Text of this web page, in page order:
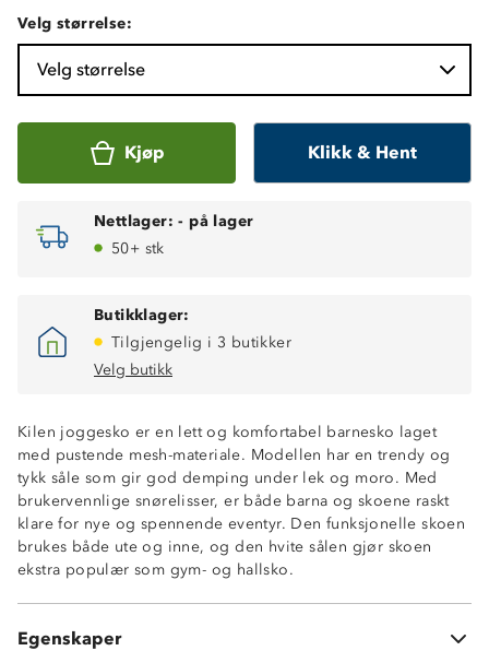
Velg størrelse:
Velg størrelse
Kjøp Klikk & Hent
Nettlager: - på lager
50+ stk
Butikklager:
Tilgjengelig i 3 butikker
Velg butikk
Kilen joggesko er en lett og komfortabel barnesko laget
med pustende mesh-materiale. Modellen har en trendy og
tykk såle som gir god demping under lek og moro. Med
brukervennlige snørelisser, er både barna og skoene raskt
klare for nye og spennende eventyr. Den funksjonelle skoen
brukes både ute og inne, og den hvite sålen gjør skoen
ekstra populær som gym- og hallsko.
Egenskaper
Tykk såle